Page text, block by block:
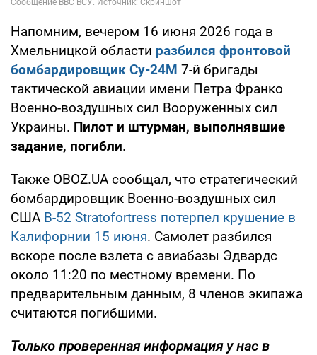
Напомним, вечером 16 июня 2026 года в
Хмельницкой области разбился фронтовой
бомбардировщик Су-24М 7-й бригады
тактической авиации имени Петра Франко
Военно-воздушных сил Вооруженных сил
Украины. Пилот и штурман, выполнявшие
задание, погибли.
Также OBOZ.UA сообщал, что стратегический
бомбардировщик Военно-воздушных сил
США B-52 Stratofortress потерпел крушение в
Калифорнии 15 июня. Самолет разбился
вскоре после взлета с авиабазы Эдвардс
около 11:20 по местному времени. По
предварительным данным, 8 членов экипажа
считаются погибшими.
Только проверенная информация у нас в